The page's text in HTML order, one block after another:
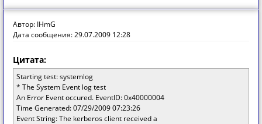
Автор: IHmG
Дата сообщения: 29.07.2009 12:28
Цитата:
Starting test: systemlog
* The System Event log test
An Error Event occured. EventID: 0x40000004
Time Generated: 07/29/2009 07:23:26
Event String: The kerberos client received a